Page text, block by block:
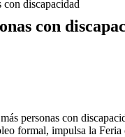
discapacidad
con
personas con
formal, impulsa la